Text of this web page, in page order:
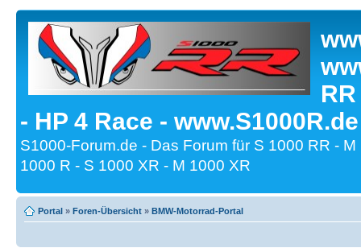
- HP 4 Race -
S1000-Forum.de - Das Forum für S 1000 RR -
1000 R - S 1000 XR - M 1000 XR
Portal » Foren-Übersicht » BMW-Motorrad-Portal